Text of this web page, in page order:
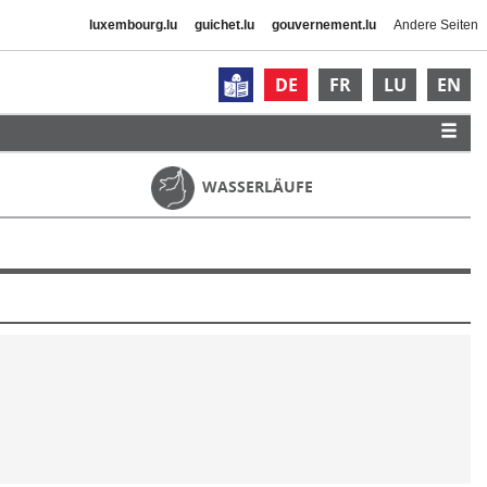
luxembourg.lu guichet.lu gouvernement.lu Andere Seiten
DE FR LU EN
WASSERLÄUFE